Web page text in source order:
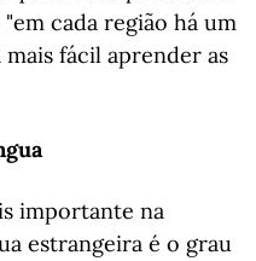
cada região há um
fácil aprender as
importante na
estrangeira é o grau